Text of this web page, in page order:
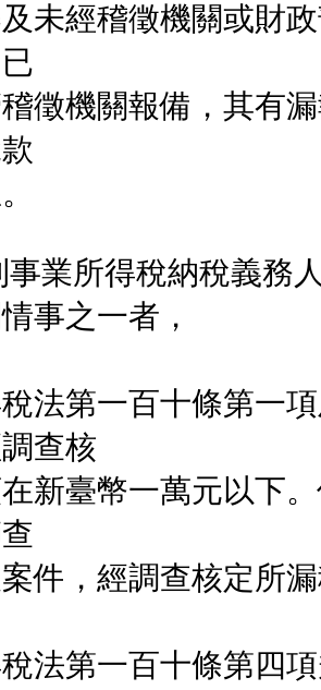
未經稽徵機關或財
徵機關報備，其有
事業所得稅納稅義務
事之一者，
法第一百十條第一
查核
新臺幣一萬元以下
件，經調查核定所
法第一百十條第四